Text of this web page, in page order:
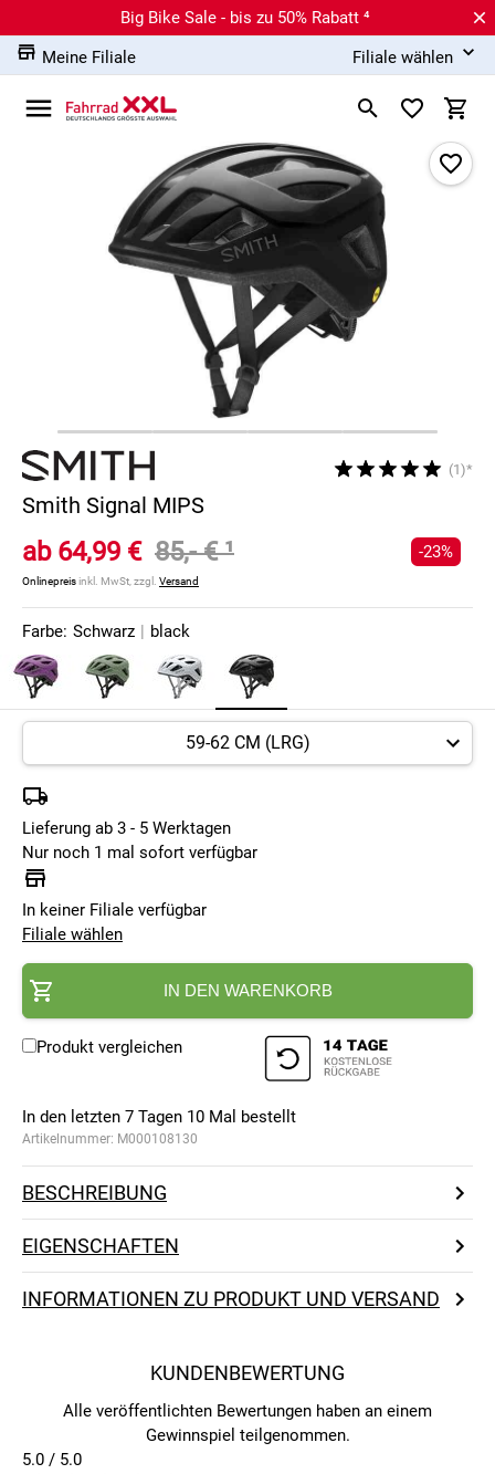
Big Bike Sale - bis zu 50% Rabatt ⁴
Meine Filiale
Filiale wählen
(1)*
Smith Signal MIPS
ab64,99 € 85,- €¹
Onlinepreisinkl. MwSt, zzgl. Versand
-23%
Farbe: Schwarz | black
Lieferung ab 3 - 5 Werktagen
Nur noch 1 mal sofort verfügbar
In keiner Filiale verfügbar
Filiale wählen
IN DEN WARENKORB
Produkt vergleichen
In den letzten 7 Tagen 10 Mal bestellt
Artikelnummer: M000108130
BESCHREIBUNG
EIGENSCHAFTEN
INFORMATIONEN ZU PRODUKT UND VERSAND
KUNDENBEWERTUNG
Alle veröffentlichten Bewertungen haben an einem
Gewinnspiel teilgenommen.
5.0 / 5.0